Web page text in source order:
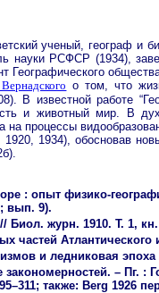
ученый, географ и
науки РСФСР (1934),
Географического
о том, что
В известной работе
и животный мир. В
на процессы
1934), обосновав
: опыт физико-
вып. 9).
Биол. журн. 1910. Т. 1,
частей Атлантического
и ледниковая
– Пг. :
также: Berg 1926